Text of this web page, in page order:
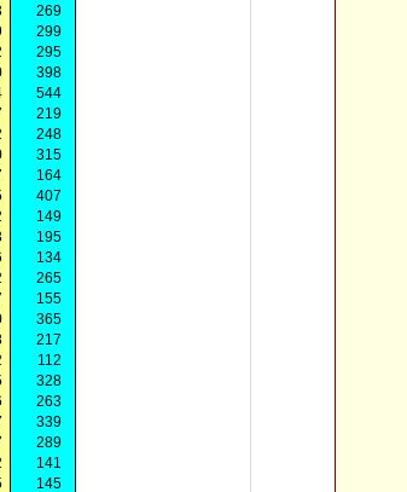
269
299
295
398
544
219
248
315
164
407
149
195
134
265
155
365
217
112
328
263
339
289
141
145